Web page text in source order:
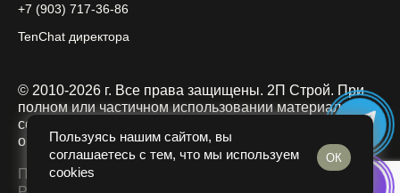
+7 (903) 717-36-86
TenChat директора
© 2010-2026 г. Все права защищены. 2П Строй. При
полном или частичном использовании материалов
ссылка на официальный сайт dvapstroi.ru
обязательна.
Политика конфиденциальности
Пользуясь нашим сайтом, вы
соглашаетесь с тем, что мы используем
cookies
ОК